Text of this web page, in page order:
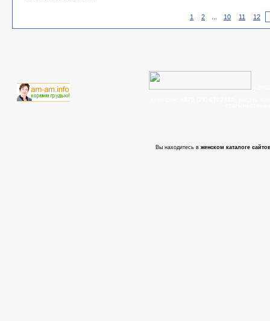
1 2 10 11 12
Вы находитесь в женском каталоге